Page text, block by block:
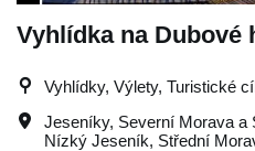
Vyhlídka na Dubové
Vyhlídky, Výlety, Turistické
Jeseníky, Severní Morava a
Nízký Jeseník, Střední